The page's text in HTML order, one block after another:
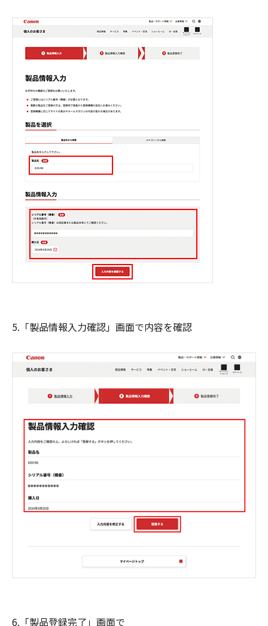
5.「製品情報入力確認」画面で内容を確認
6.「製品登録完了」画面で